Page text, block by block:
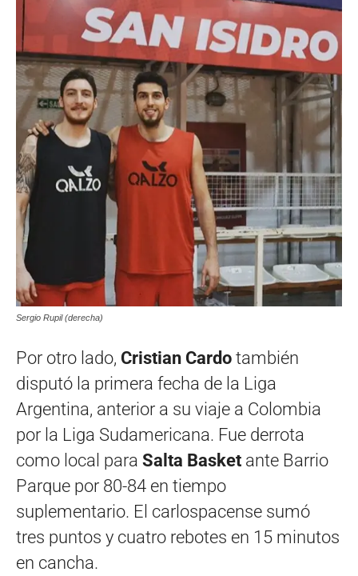
Sergio Rupil (derecha)
Por otro lado, Cristian Cardo también
disputó la primera fecha de la Liga
Argentina, anterior a su viaje a Colombia
por la Liga Sudamericana. Fue derrota
como local para Salta Basket ante Barrio
Parque por 80-84 en tiempo
suplementario. El carlospacense sumó
tres puntos y cuatro rebotes en 15 minutos
en cancha.